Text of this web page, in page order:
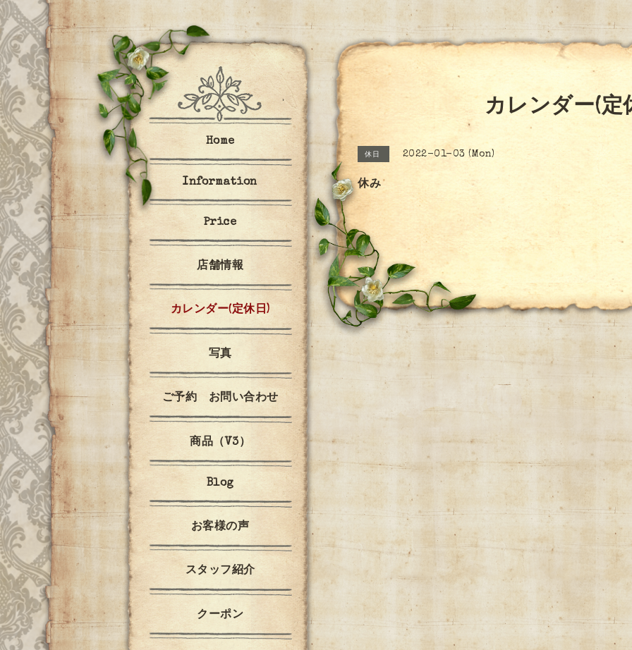
カレンダー(定
休日 2022-01-03 (Mon)
休み
Home
Information
Price
店舗情報
カレンダー(定休日)
写真
ご予約 お問い合わせ
商品（V3）
Blog
お客様の声
スタッフ紹介
クーポン